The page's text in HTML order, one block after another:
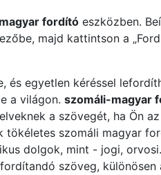
fordító eszközben.
majd kattintson a
egyetlen kéréssel
a világon.szomáli-magyar
a szövegét, ha Ön
szomáli magyar
dolgok, mint - jogi,
szöveg, különösen